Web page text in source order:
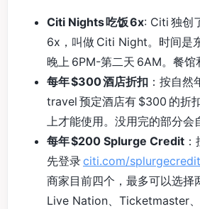
Citi Nights 吃饭 6x: Citi 独创
6x，叫做 Citi Night。时间是
晚上 6PM-第二天 6AM。餐馆
每年 $300 酒店折扣 ：按自
travel 预定酒店有 $300 的折
上才能使用。没用完的部分会
每年 $200 Splurge Credit
先登录citi.com/splurgecredit
商家目前四个，最多可以选择
Live Nation、Ticketmaster